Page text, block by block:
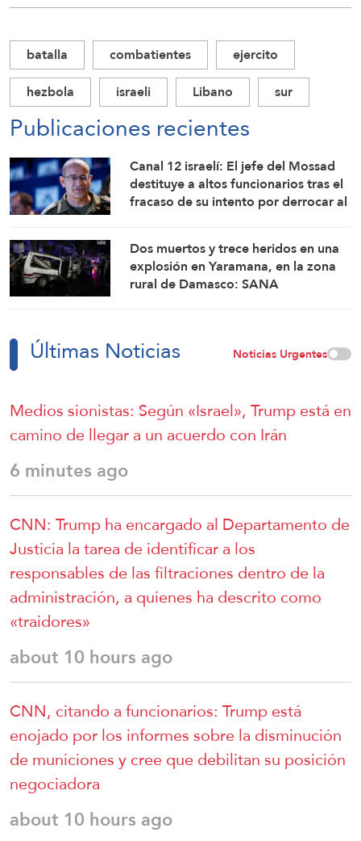
batalla combatientes
ejercito
hezbola
israeli Libano sur
Publicaciones recientes
Canal 12 israelí: El jefe del Mossad
destituye a altos funcionarios tras el
fracaso de su intento por derrocar al
Dos muertos y trece heridos en una
explosión en Yaramana, en la zona
rural de Damasco: SANA
Últimas Noticias Noticias Urgentes
Medios sionistas: Según «Israel», Trump está en
camino de llegar a un acuerdo con Irán
6 minutes ago
CNN: Trump ha encargado al Departamento de
Justicia la tarea de identificar a los
responsables de las filtraciones dentro de la
administración, a quienes ha descrito como
«traidores»
about 10 hours ago
CNN, citando a funcionarios: Trump está
enojado por los informes sobre la disminución
de municiones y cree que debilitan su posición
negociadora
about 10 hours ago